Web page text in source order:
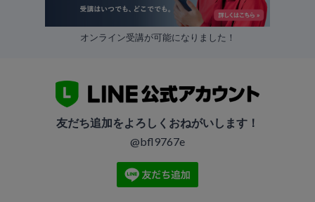
オンライン受講が可能になりました！
友だち追加をよろしくおねがいします！
@bfl9767e